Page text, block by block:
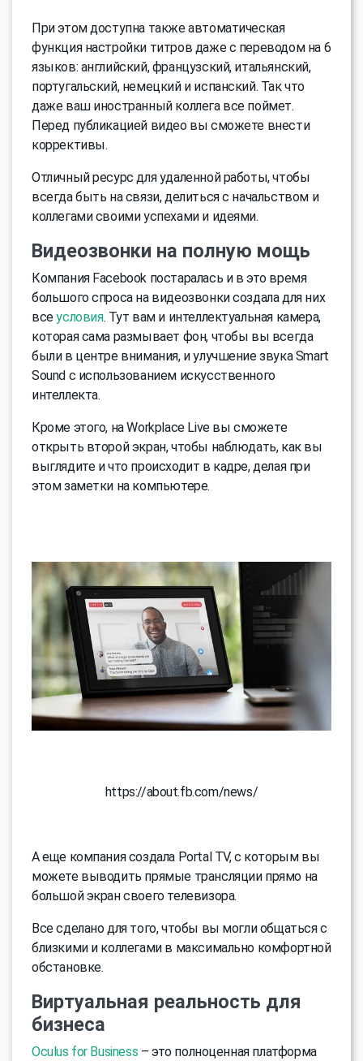
При этом доступна также автоматическая
функция настройки титров даже с переводом на 6
языков: английский, французский, итальянский,
португальский, немецкий и испанский. Так что
даже ваш иностранный коллега все поймет.
Перед публикацией видео вы сможете внести
коррективы.
Отличный ресурс для удаленной работы, чтобы
всегда быть на связи, делиться с начальством и
коллегами своими успехами и идеями.
Видеозвонки на полную мощь
Компания Facebook постаралась и в это время
большого спроса на видеозвонки создала для них
всеусловия. Тут вам и интеллектуальная камера,
которая сама размывает фон, чтобы вы всегда
были в центре внимания, и улучшение звука Smart
Sound с использованием искусственного
интеллекта.
Кроме этого, на Workplace Live вы сможете
открыть второй экран, чтобы наблюдать, как вы
выглядите и что происходит в кадре, делая при
этом заметки на компьютере.
https://about.fb.com/news/
А еще компания создала Portal TV, с которым вы
можете выводить прямые трансляции прямо на
большой экран своего телевизора.
Все сделано для того, чтобы вы могли общаться с
близкими и коллегами в максимально комфортной
обстановке.
Виртуальная реальность для
бизнеса
Oculus for Business – это полноценная платформа